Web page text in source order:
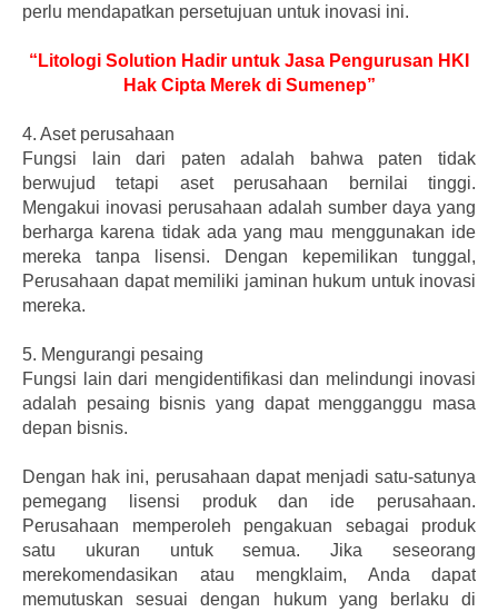
perlu mendapatkan persetujuan untuk inovasi ini.
“Litologi Solution Hadir untuk Jasa Pengurusan HKI
Hak Cipta Merek di Sumenep”
4. Aset perusahaan
Fungsi lain dari paten adalah bahwa paten tidak
berwujud tetapi aset perusahaan bernilai tinggi.
Mengakui inovasi perusahaan adalah sumber daya yang
berharga karena tidak ada yang mau menggunakan ide
mereka tanpa lisensi. Dengan kepemilikan tunggal,
Perusahaan dapat memiliki jaminan hukum untuk inovasi
mereka.
5. Mengurangi pesaing
Fungsi lain dari mengidentifikasi dan melindungi inovasi
adalah pesaing bisnis yang dapat mengganggu masa
depan bisnis.
Dengan hak ini, perusahaan dapat menjadi satu-satunya
pemegang lisensi produk dan ide perusahaan.
Perusahaan memperoleh pengakuan sebagai produk
satu ukuran untuk semua. Jika seseorang
merekomendasikan atau mengklaim, Anda dapat
memutuskan sesuai dengan hukum yang berlaku di